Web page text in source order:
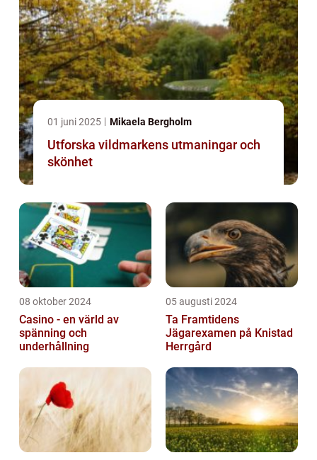
01 juni 2025 Mikaela Bergholm
Utforska vildmarkens utmaningar och
skönhet
08 oktober 2024
Casino - en värld av
spänning och
underhållning
05 augusti 2024
Ta Framtidens
Jägarexamen på Knistad
Herrgård